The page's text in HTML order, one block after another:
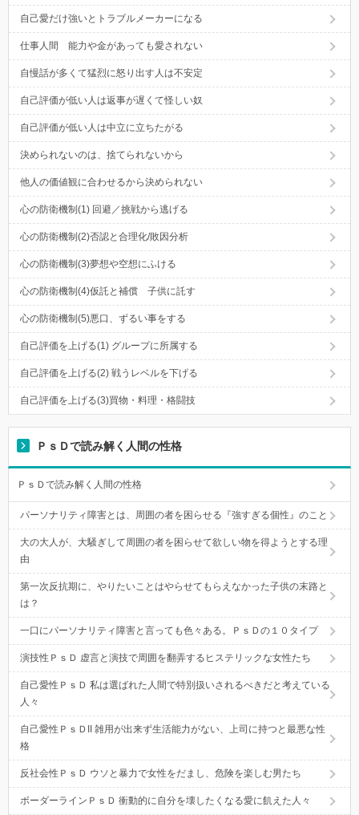
自己愛だけ強いとトラブルメーカーになる
仕事人間 能力や金があっても愛されない
自慢話が多くて猛烈に怒り出す人は不安定
自己評価が低い人は返事が遅くて怪しい奴
自己評価が低い人は中立に立ちたがる
決められないのは、捨てられないから
他人の価値観に合わせるから決められない
心の防衛機制(1) 回避／挑戦から逃げる
心の防衛機制(2)否認と合理化/敗因分析
心の防衛機制(3)夢想や空想にふける
心の防衛機制(4)仮託と補償 子供に託す
心の防衛機制(5)悪口、ずるい事をする
自己評価を上げる(1) グループに所属する
自己評価を上げる(2) 戦うレベルを下げる
自己評価を上げる(3)買物・料理・格闘技
ＰｓＤで読み解く人間の性格
ＰｓＤで読み解く人間の性格
パーソナリティ障害とは、周囲の者を困らせる『強すぎる個性』のこと
大の大人が、大騒ぎして周囲の者を困らせて欲しい物を得ようとする理
由
第一次反抗期に、やりたいことはやらせてもらえなかった子供の末路と
は？
一口にパーソナリティ障害と言っても色々ある。ＰｓＤの１０タイプ
演技性ＰｓＤ 虚言と演技で周囲を翻弄するヒステリックな女性たち
自己愛性ＰｓＤ 私は選ばれた人間で特別扱いされるべきだと考えている
人々
自己愛性ＰｓＤII 雑用が出来ず生活能力がない、上司に持つと最悪な性
格
反社会性ＰｓＤ ウソと暴力で女性をだまし、危険を楽しむ男たち
ボーダーラインＰｓＤ 衝動的に自分を壊したくなる愛に飢えた人々